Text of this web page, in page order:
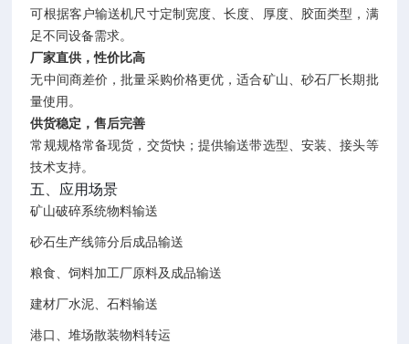
可根据客户输送机尺寸定制宽度、长度、厚度、胶面类型，满
足不同设备需求。
厂家直供，性价比高
无中间商差价，批量采购价格更优，适合矿山、砂石厂长期批
量使用。
供货稳定，售后完善
常规规格常备现货，交货快；提供输送带选型、安装、接头等
技术支持。
五、应用场景
矿山破碎系统物料输送
砂石生产线筛分后成品输送
粮食、饲料加工厂原料及成品输送
建材厂水泥、石料输送
港口、堆场散装物料转运